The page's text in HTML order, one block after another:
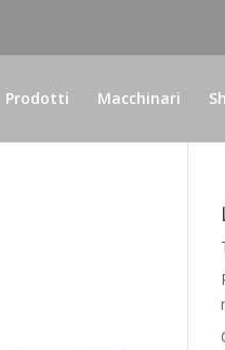
Prodotti Macchinari